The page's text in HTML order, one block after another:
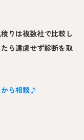
りは複数社で比較し
ら遠慮せず診断を取
ら相談♪